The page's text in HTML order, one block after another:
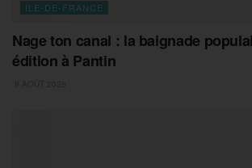
ILE-DE-FRANCE
Nage ton canal : la baignade
édition à Pantin